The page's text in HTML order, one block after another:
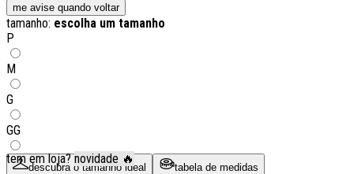
me avise quando voltar
tamanho: escolha um tamanho
P
M
G
GG
descubra o tamanho ideal tabela de medidas
tem em loja? novidade 🔥